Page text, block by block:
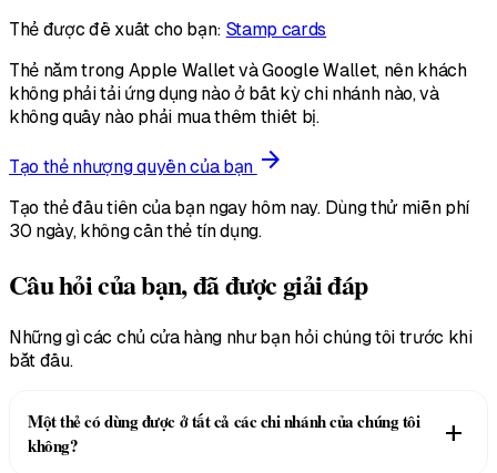
Thẻ được đề xuất cho bạn: Stamp cards
Thẻ nằm trong Apple Wallet và Google Wallet, nên khách
không phải tải ứng dụng nào ở bất kỳ chi nhánh nào, và
không quầy nào phải mua thêm thiết bị.
Tạo thẻ nhượng quyền của bạn arrow_forward
Tạo thẻ đầu tiên của bạn ngay hôm nay. Dùng thử miễn phí
30 ngày, không cần thẻ tín dụng.
Câu hỏi của bạn, đã được giải đáp
Những gì các chủ cửa hàng như bạn hỏi chúng tôi trước khi
bắt đầu.
Một thẻ có dùng được ở tất cả các chi nhánh của chúng tôi
không?
add